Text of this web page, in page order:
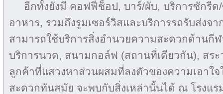
อีกทั้งยังมี คอฟฟี่ช็อป, บาร์/ผับ, บริการซักรี
อาหาร, รวมถึงรูมเซอร์วิสและบริการรถรับส่งจ
สามารถใช้บริการสิ่งอำนวยความสะดวกด้านกี
บริการนวด, สนามกอล์ฟ (สถานที่เดียวกัน), สระ
ลูกค้าที่แสวงหาส่วนผสมที่ลงตัวของความเอาใ
สะดวกทันสมัย จะพบกับสิ่งเหล่านั้นได้ ณ โรงแร